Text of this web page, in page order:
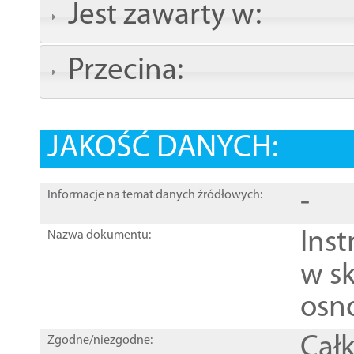
Jest zawarty w:
Przecina:
JAKOŚĆ DANYCH:
Informacje na temat danych źródłowych: -
Nazwa dokumentu:
w
Zgodne/niezgodne: